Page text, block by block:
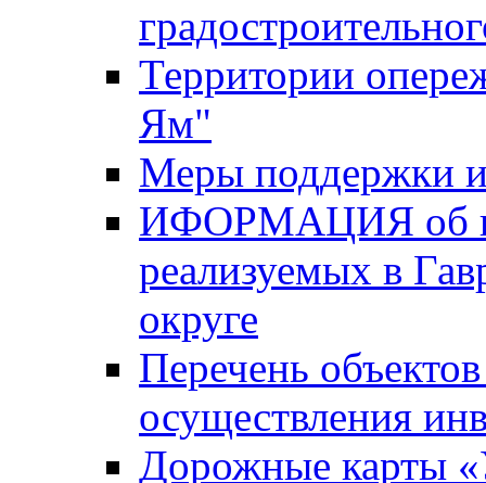
Территории
Ям"
Меры поддержки
ИФОРМАЦИЯ об
реализуемых в
округе
Перечень
осуществления
Дорожные карты